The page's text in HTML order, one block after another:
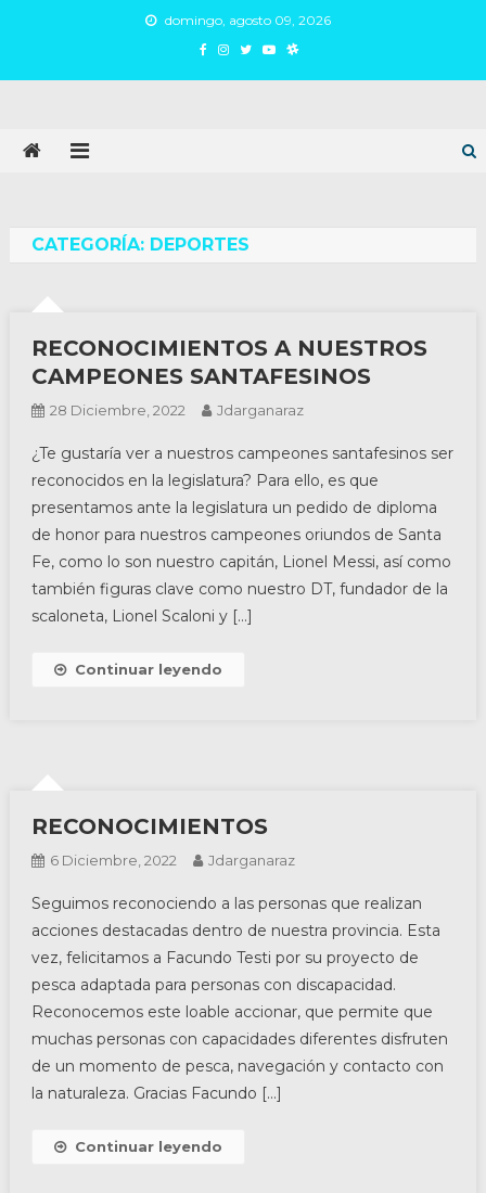
domingo, agosto 09, 2026
CATEGORÍA: DEPORTES
RECONOCIMIENTOS A NUESTROS
CAMPEONES SANTAFESINOS
28 Diciembre, 2022 Jdarganaraz
¿Te gustaría ver a nuestros campeones santafesinos ser
reconocidos en la legislatura? Para ello, es que
presentamos ante la legislatura un pedido de diploma
de honor para nuestros campeones oriundos de Santa
Fe, como lo son nuestro capitán, Lionel Messi, así como
también figuras clave como nuestro DT, fundador de la
scaloneta, Lionel Scaloni y […]
Continuar leyendo
RECONOCIMIENTOS
6 Diciembre, 2022 Jdarganaraz
Seguimos reconociendo a las personas que realizan
acciones destacadas dentro de nuestra provincia. Esta
vez, felicitamos a Facundo Testi por su proyecto de
pesca adaptada para personas con discapacidad.
Reconocemos este loable accionar, que permite que
muchas personas con capacidades diferentes disfruten
de un momento de pesca, navegación y contacto con
la naturaleza. Gracias Facundo […]
Continuar leyendo